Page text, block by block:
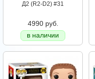
Д2 (R2-D2) #31
4990 руб.
в наличии